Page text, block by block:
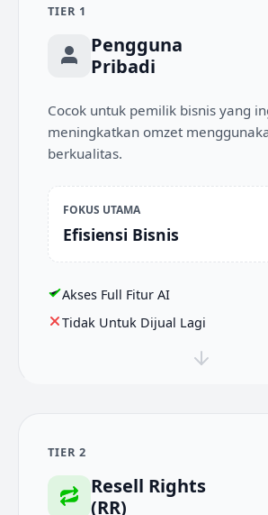
TIER 1
Pengguna
Pribadi
Cocok untuk pemilik bisnis yang
meningkatkan omzet
berkualitas.
FOKUS UTAMA
Efisiensi Bisnis
Akses Full Fitur AI
Tidak Untuk Dijual Lagi
TIER 2
Resell Rights
(RR)